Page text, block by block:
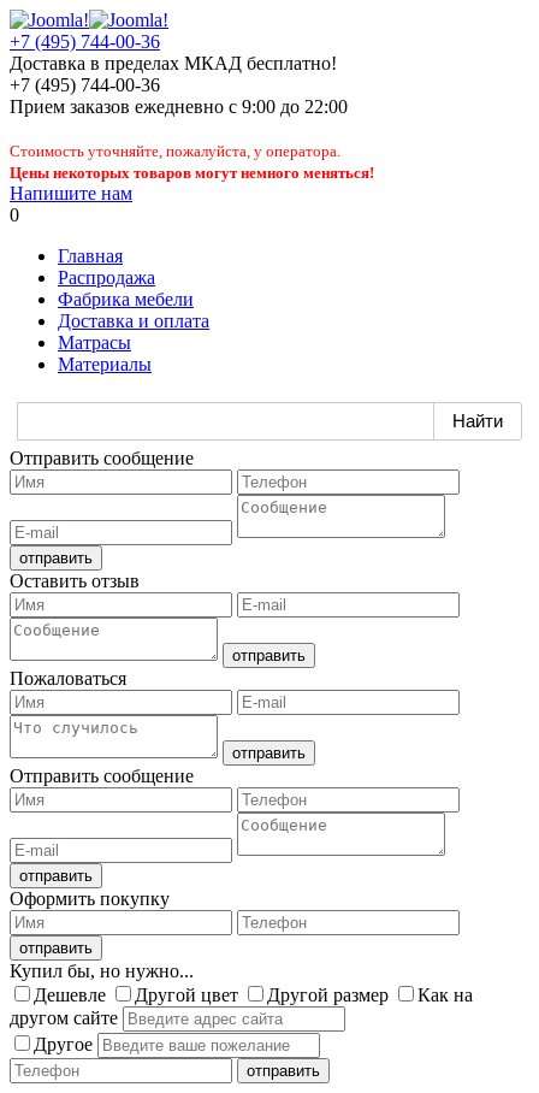
+7 (495) 744-00-36
Доставка в пределах МКАД бесплатно!
+7 (495) 744-00-36
Прием заказов ежедневно с 9:00 до 22:00
Стоимость уточняйте, пожалуйста, у оператора.
Цены некоторых товаров могут немного меняться!
Напишите нам
0
Главная
Распродажа
Фабрика мебели
Доставка и оплата
Матрасы
Материалы
Отправить сообщение
Оставить отзыв
Пожаловаться
Отправить сообщение
Оформить покупку
Купил бы, но нужно...
Дешевле
Другой цвет Другой размер
Как на
другом сайте
Другое